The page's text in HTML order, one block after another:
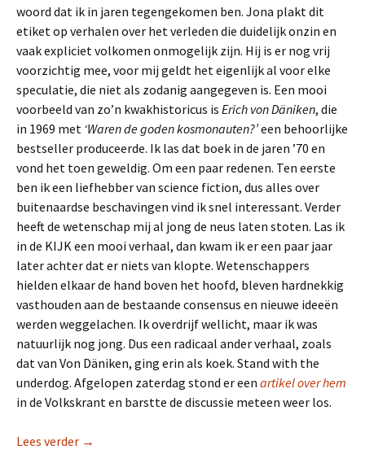
woord dat ik in jaren tegengekomen ben. Jona plakt dit
etiket op verhalen over het verleden die duidelijk onzin en
vaak expliciet volkomen onmogelijk zijn. Hij is er nog vrij
voorzichtig mee, voor mij geldt het eigenlijk al voor elke
speculatie, die niet als zodanig aangegeven is. Een mooi
voorbeeld van zo’n kwakhistoricus is Erich von Däniken, die
in 1969 met ‘Waren de goden kosmonauten?’een behoorlijke
bestseller produceerde. Ik las dat boek in de jaren ’70 en
vond het toen geweldig. Om een paar redenen. Ten eerste
ben ik een liefhebber van science fiction, dus alles over
buitenaardse beschavingen vind ik snel interessant. Verder
heeft de wetenschap mij al jong de neus laten stoten. Las ik
in de KIJK een mooi verhaal, dan kwam ik er een paar jaar
later achter dat er niets van klopte. Wetenschappers
hielden elkaar de hand boven het hoofd, bleven hardnekkig
vasthouden aan de bestaande consensus en nieuwe ideeën
werden weggelachen. Ik overdrijf wellicht, maar ik was
natuurlijk nog jong. Dus een radicaal ander verhaal, zoals
dat van Von Däniken, ging erin als koek. Stand with the
underdog. Afgelopen zaterdag stond er een artikel over hem
in de Volkskrant en barstte de discussie meteen weer los.
Lees verder Kwakgeschiedenis
→